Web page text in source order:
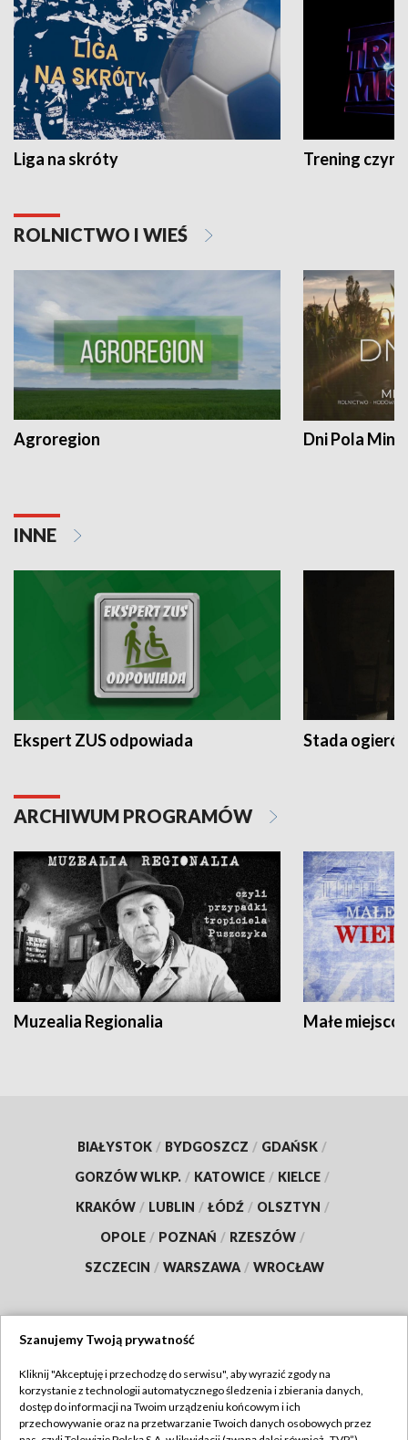
Liga na skróty Trening czyni
ROLNICTWO I WIEŚ
Agroregion Dni Pola
INNE
Ekspert ZUS odpowiada Stada
ARCHIWUM PROGRAMÓW
Muzealia Regionalia Małe
BIAŁYSTOK / BYDGOSZCZ / GDAŃSK /
GORZÓW WLKP. / KATOWICE / KIELCE /
KRAKÓW / LUBLIN / ŁÓDŹ / OLSZTYN /
OPOLE / POZNAŃ / RZESZÓW /
SZCZECIN / WARSZAWA / WROCŁAW
TVP
Abonament TVP
Regulamin TVP
Szanujemy Twoją prywatność
Kliknij "Akceptuję i przechodzę do serwisu", aby wyrazić zgody na
korzystanie z technologii automatycznego śledzenia i zbierania danych,
dostęp do informacji na Twoim urządzeniu końcowym i ich
przechowywanie oraz na przetwarzanie Twoich danych osobowych przez